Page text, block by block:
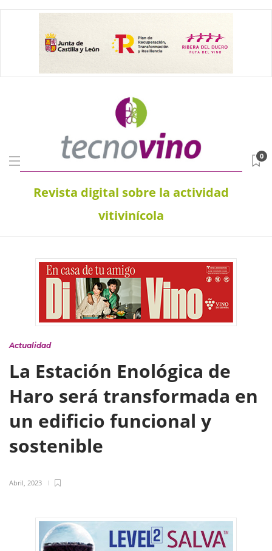
Revista digital sobre la actividad
vitivinícola
0
Actualidad
La Estación Enológica de
Haro será transformada en
un edificio funcional y
sostenible
Abril, 2023